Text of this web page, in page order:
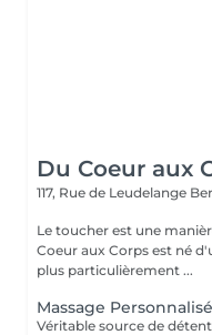
Du Coeur aux
117, Rue de Leudelange
Le toucher est une
Coeur aux Corps est né
plus particulièrement ...
Massage Personnalisé